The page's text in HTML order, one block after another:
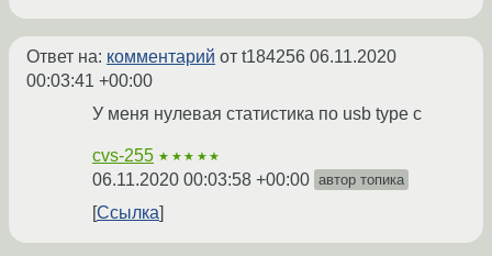
Ответ на: комментарий от t184256 06.11.2020
00:03:41 +00:00
У меня нулевая статистика по usb type c
cvs-255 ★★★★★
06.11.2020 00:03:58 +00:00 автор топика
Ссылка